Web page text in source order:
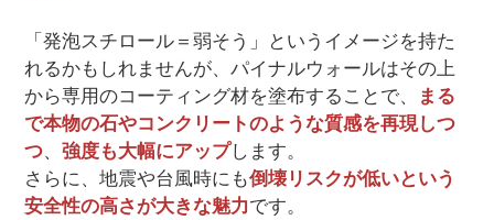
「発泡スチロール＝弱そう」というイメージを持た
れるかもしれませんが、パイナルウォールはその上
から専用のコーティング材を塗布することで、
まる
で本物の石やコンクリートのような質感を再現しつ
つ、 強度も大幅にアップします。
さらに、地震や台風時にも倒壊リスクが低いという
安全性の高さが大きな魅力です。